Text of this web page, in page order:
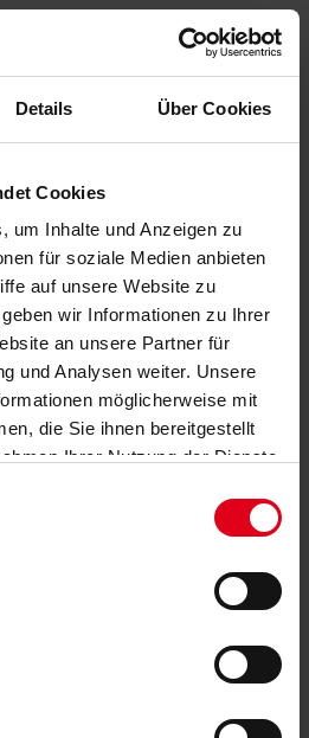
Details Über Cookies
Cookies
um Inhalte und Anzeigen zu
für soziale Medien anbieten
auf unsere Website zu
wir Informationen zu Ihrer
an unsere Partner für
und Analysen weiter. Unsere
möglicherweise mit
die Sie ihnen bereitgestellt
Ihrer Nutzung der Dienste